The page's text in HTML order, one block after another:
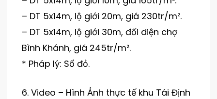
– DT 5x14m, lộ giới 20m, giá 230tr/m².
– DT 5x14m, lộ giới 30m, đối diện chợ
Bình Khánh, giá 245tr/m².
* Pháp lý: Sổ đỏ.
6. Video – Hình Ảnh thực tế khu Tái Định